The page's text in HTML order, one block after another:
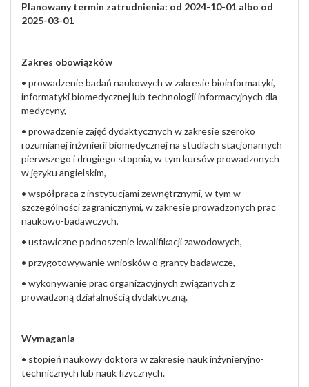
Planowany termin zatrudnienia: od 2024-10-01 albo od
2025-03-01
Zakres obowiązków
• prowadzenie badań naukowych w zakresie bioinformatyki,
informatyki biomedycznej lub technologii informacyjnych dla
medycyny,
• prowadzenie zajęć dydaktycznych w zakresie szeroko
rozumianej inżynierii biomedycznej na studiach stacjonarnych
pierwszego i drugiego stopnia, w tym kursów prowadzonych
w języku angielskim,
• współpraca z instytucjami zewnętrznymi, w tym w
szczególności zagranicznymi, w zakresie prowadzonych prac
naukowo-badawczych,
• ustawiczne podnoszenie kwalifikacji zawodowych,
• przygotowywanie wniosków o granty badawcze,
• wykonywanie prac organizacyjnych związanych z
prowadzoną działalnością dydaktyczną.
Wymagania
• stopień naukowy doktora w zakresie nauk inżynieryjno-
technicznych lub nauk fizycznych.